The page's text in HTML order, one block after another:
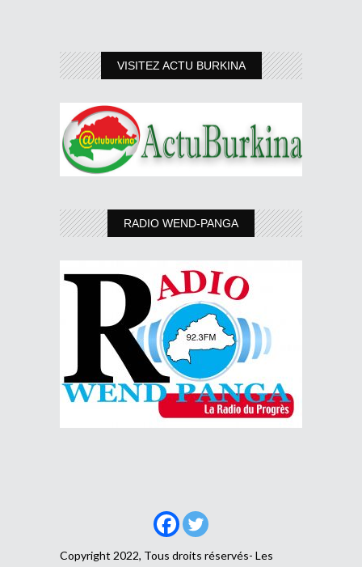
VISITEZ ACTU BURKINA
RADIO WEND-PANGA
Copyright 2022, Tous droits réservés- Les